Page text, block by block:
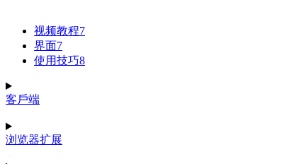
视频教程7
界面7
使用技巧8
客戶端
浏览器扩展